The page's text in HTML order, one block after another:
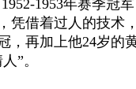
1953年赛季冠
凭借着过人的技术
，再加上他24岁的
”。